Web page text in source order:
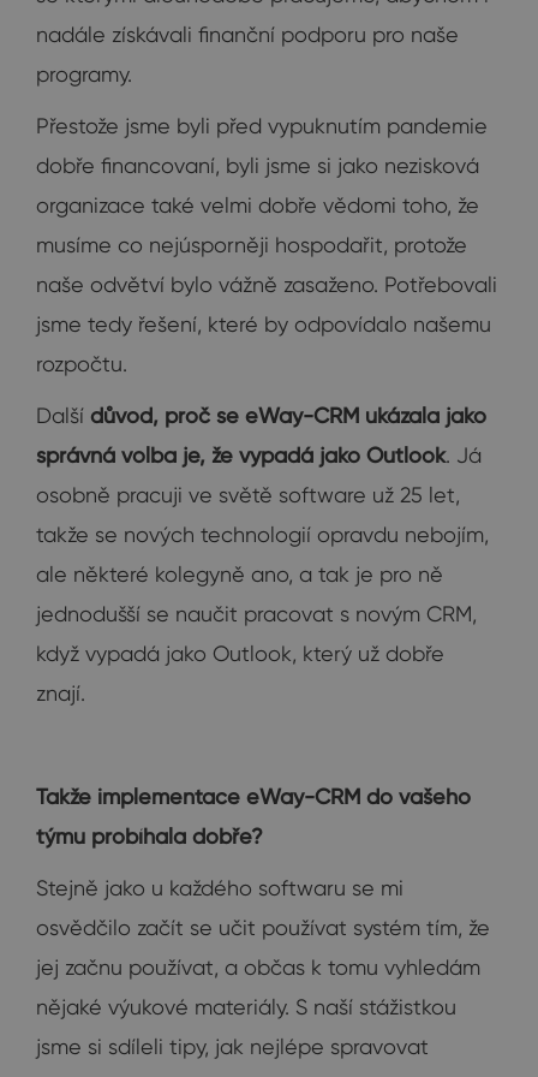
nadále získávali finanční podporu pro naše
programy.
Přestože jsme byli před vypuknutím pandemie
dobře financovaní, byli jsme si jako nezisková
organizace také velmi dobře vědomi toho, že
musíme co nejúsporněji hospodařit, protože
naše odvětví bylo vážně zasaženo. Potřebovali
jsme tedy řešení, které by odpovídalo našemu
rozpočtu.
Další důvod, proč se eWay-CRM ukázala jako
správná volba je, že vypadá jako Outlook. Já
osobně pracuji ve světě software už 25 let,
takže se nových technologií opravdu nebojím,
ale některé kolegyně ano, a tak je pro ně
jednodušší se naučit pracovat s novým CRM,
když vypadá jako Outlook, který už dobře
znají.
Takže implementace eWay-CRM do vašeho
týmu probíhala dobře?
Stejně jako u každého softwaru se mi
osvědčilo začít se učit používat systém tím, že
jej začnu používat, a občas k tomu vyhledám
nějaké výukové materiály. S naší stážistkou
jsme si sdíleli tipy, jak nejlépe spravovat